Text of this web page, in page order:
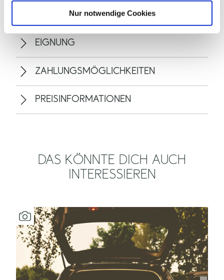
Nur notwendige Cookies
EIGNUNG
ZAHLUNGSMÖGLICHKEITEN
PREISINFORMATIONEN
DAS KÖNNTE DICH AUCH
INTERESSIEREN